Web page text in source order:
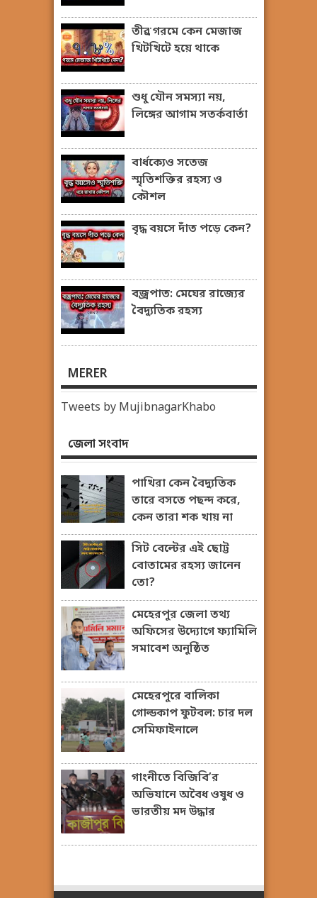
তীব্র গরমে কেন মেজাজ
খিটখিটে হয়ে থাকে
শুধু যৌন সমস্যা নয়,
লিঙ্গের আগাম সতর্কবার্তা
বার্ধক্যেও সতেজ
স্মৃতিশক্তির রহস্য ও
কৌশল
বৃদ্ধ বয়সে দাঁত পড়ে কেন?
বজ্রপাত: মেঘের রাজ্যের
বৈদ্যুতিক রহস্য
MERER
Tweets by MujibnagarKhabo
জেলা সংবাদ
পাখিরা কেন বৈদ্যুতিক
তারে বসতে পছন্দ করে,
কেন তারা শক খায় না
সিট বেল্টের এই ছোট্ট
বোতামের রহস্য জানেন
তো?
মেহেরপুর জেলা তথ্য
অফিসের উদ্যোগে ফ্যামিলি
সমাবেশ অনুষ্ঠিত
মেহেরপুরে বালিকা
গোল্ডকাপ ফুটবল: চার দল
সেমিফাইনালে
গাংনীতে বিজিবি’র
অভিযানে অবৈধ ওষুধ ও
ভারতীয় মদ উদ্ধার